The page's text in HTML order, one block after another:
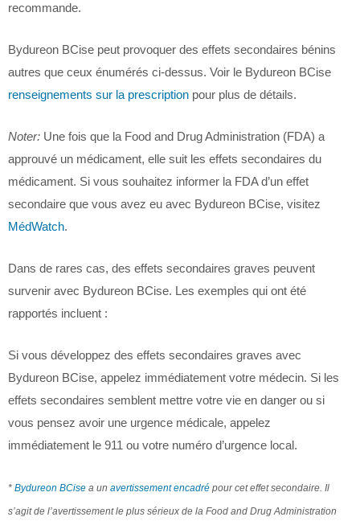
recommande.
Bydureon BCise peut provoquer des effets secondaires bénins
autres que ceux énumérés ci-dessus. Voir le Bydureon BCise
renseignements sur la prescription pour plus de détails.
Noter: Une fois que la Food and Drug Administration (FDA) a
approuvé un médicament, elle suit les effets secondaires du
médicament. Si vous souhaitez informer la FDA d’un effet
secondaire que vous avez eu avec Bydureon BCise, visitez
MédWatch.
Dans de rares cas, des effets secondaires graves peuvent
survenir avec Bydureon BCise. Les exemples qui ont été
rapportés incluent :
Si vous développez des effets secondaires graves avec
Bydureon BCise, appelez immédiatement votre médecin. Si les
effets secondaires semblent mettre votre vie en danger ou si
vous pensez avoir une urgence médicale, appelez
immédiatement le 911 ou votre numéro d’urgence local.
* Bydureon BCise a un avertissement encadré pour cet effet secondaire. Il
s’agit de l’avertissement le plus sérieux de la Food and Drug Administration